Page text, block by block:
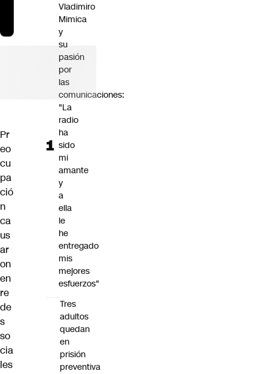
Pr
eo
cu
pa
ció
n
ca
us
ar
on
en
re
de
s
so
cia
les
Vladimiro
Mimica
y
su
pasión
por
las
comunicaciones:
"La
radio
ha
sido
mi
amante
y
a
ella
le
he
entregado
mis
mejores
esfuerzos"
Tres
adultos
quedan
en
prisión
preventiva